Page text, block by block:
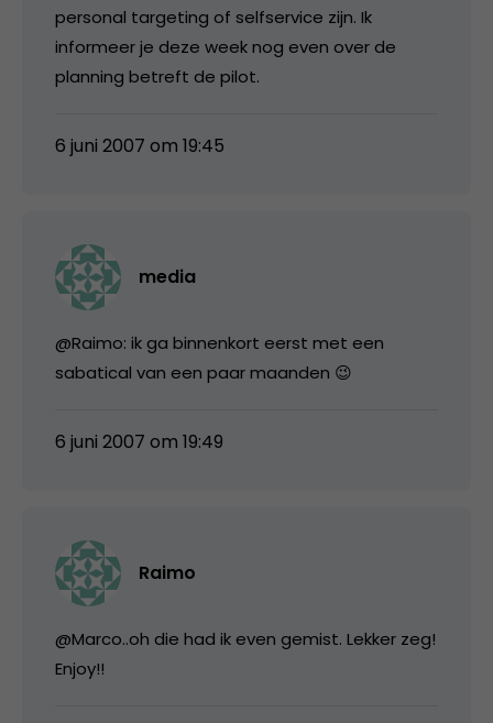
personal targeting of selfservice zijn. Ik
informeer je deze week nog even over de
planning betreft de pilot.
6 juni 2007 om 19:45
media
@Raimo: ik ga binnenkort eerst met een
sabatical van een paar maanden 😉
6 juni 2007 om 19:49
Raimo
@Marco..oh die had ik even gemist. Lekker zeg!
Enjoy!!